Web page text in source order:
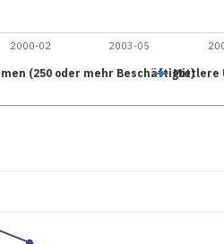
(250 oder mehr Beschäftigte)Mittlere
2000-02 2003-05